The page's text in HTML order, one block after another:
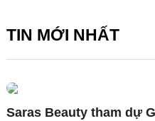
TIN MỚI NHẤT
Saras Beauty tham dự